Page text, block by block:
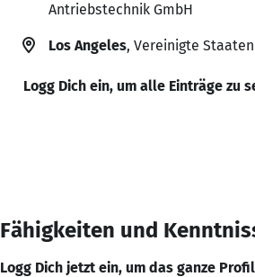
Antriebstechnik GmbH
Los Angeles, Vereinigte Staaten
Logg Dich ein, um alle Einträge zu
Fähigkeiten und
Logg Dich jetzt ein, um das ganze